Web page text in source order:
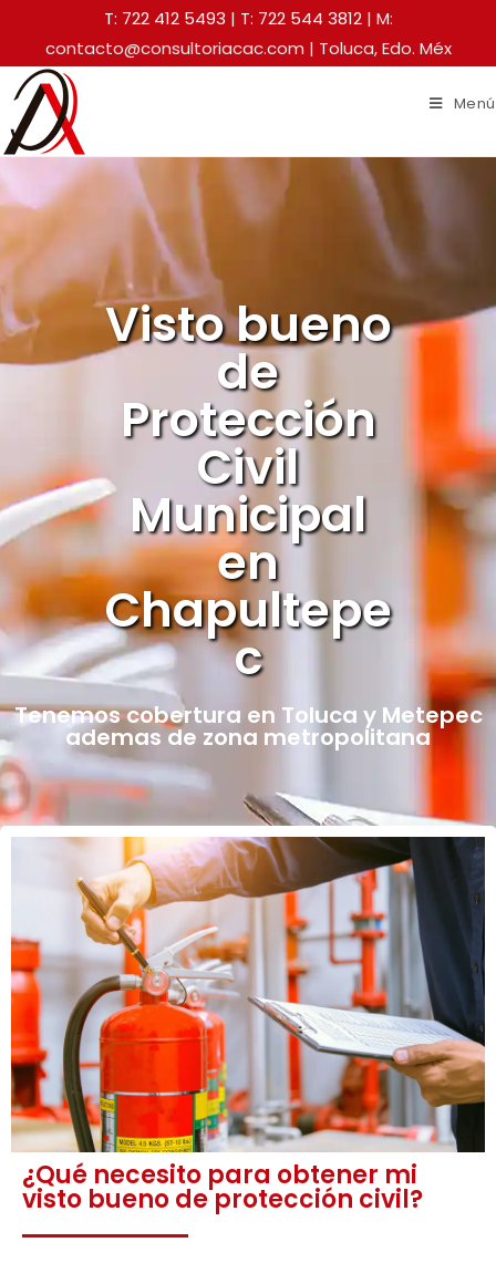
T: 722 412 5493 | T: 722 544 3812| M:
contacto@consultoriacac.com | Toluca, Edo. Méx
Menú
Visto bueno
de
Protección
Civil
Municipal
en
Chapultepe
c
Tenemos cobertura en Toluca y Metepec
ademas de zona metropolitana
¿Qué necesito para obtener mi
visto bueno de protección civil?